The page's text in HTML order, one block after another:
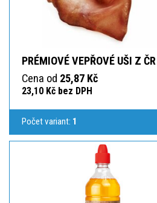
PRÉMIOVÉ VEPŘOVÉ UŠI Z ČR
Cena od 25,87 Kč
23,10 Kč bez DPH
Počet variant: 1